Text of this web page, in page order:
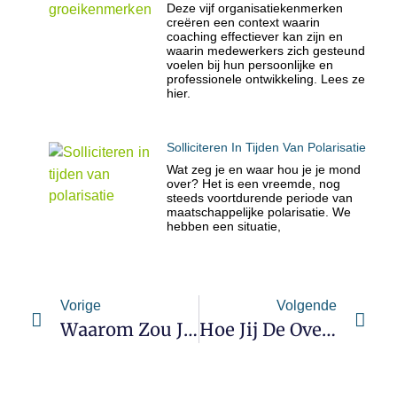
Deze vijf organisatiekenmerken
creëren een context waarin
coaching effectiever kan zijn en
waarin medewerkers zich gesteund
voelen bij hun persoonlijke en
professionele ontwikkeling. Lees ze
hier.
Solliciteren In Tijden Van Polarisatie
Wat zeg je en waar hou je je mond
over? Het is een vreemde, nog
steeds voortdurende periode van
maatschappelijke polarisatie. We
hebben een situatie,
Vorige
Waarom Zou Jij Jezelf Aannemen?
Volgende
Hoe Jij De Overtuigingskracht Van Jouw Cv Met Een Factor 10 Vergroot [deel I]